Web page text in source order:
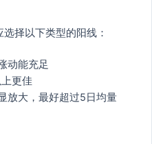
择以下类型的阳线：
动能充足
更佳
放大，最好超过5日均量